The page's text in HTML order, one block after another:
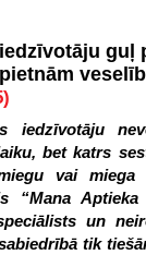
guļ
bet katrs
vai miega
“Mana
un
tik